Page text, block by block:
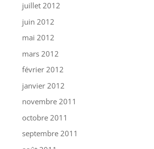
juillet 2012
juin 2012
mai 2012
mars 2012
février 2012
janvier 2012
novembre 2011
octobre 2011
septembre 2011